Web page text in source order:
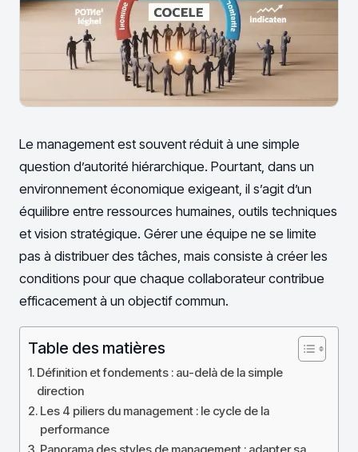
Le management est souvent réduit à une simple
question d’autorité hiérarchique. Pourtant, dans un
environnement économique exigeant, il s’agit d’un
équilibre entre ressources humaines, outils techniques
et vision stratégique. Gérer une équipe ne se limite
pas à distribuer des tâches, mais consiste à créer les
conditions pour que chaque collaborateur contribue
efficacement à un objectif commun.
Table des matières
Définition et fondements : au-delà de la simple
direction
Les 4 piliers du management : le cycle de la
performance